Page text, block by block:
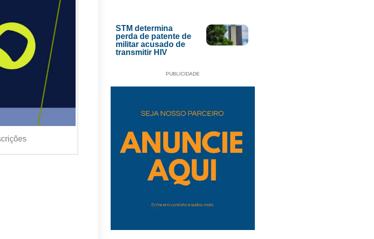
STM determina
perda de patente de
militar acusado de
transmitir HIV
PUBLICIDADE